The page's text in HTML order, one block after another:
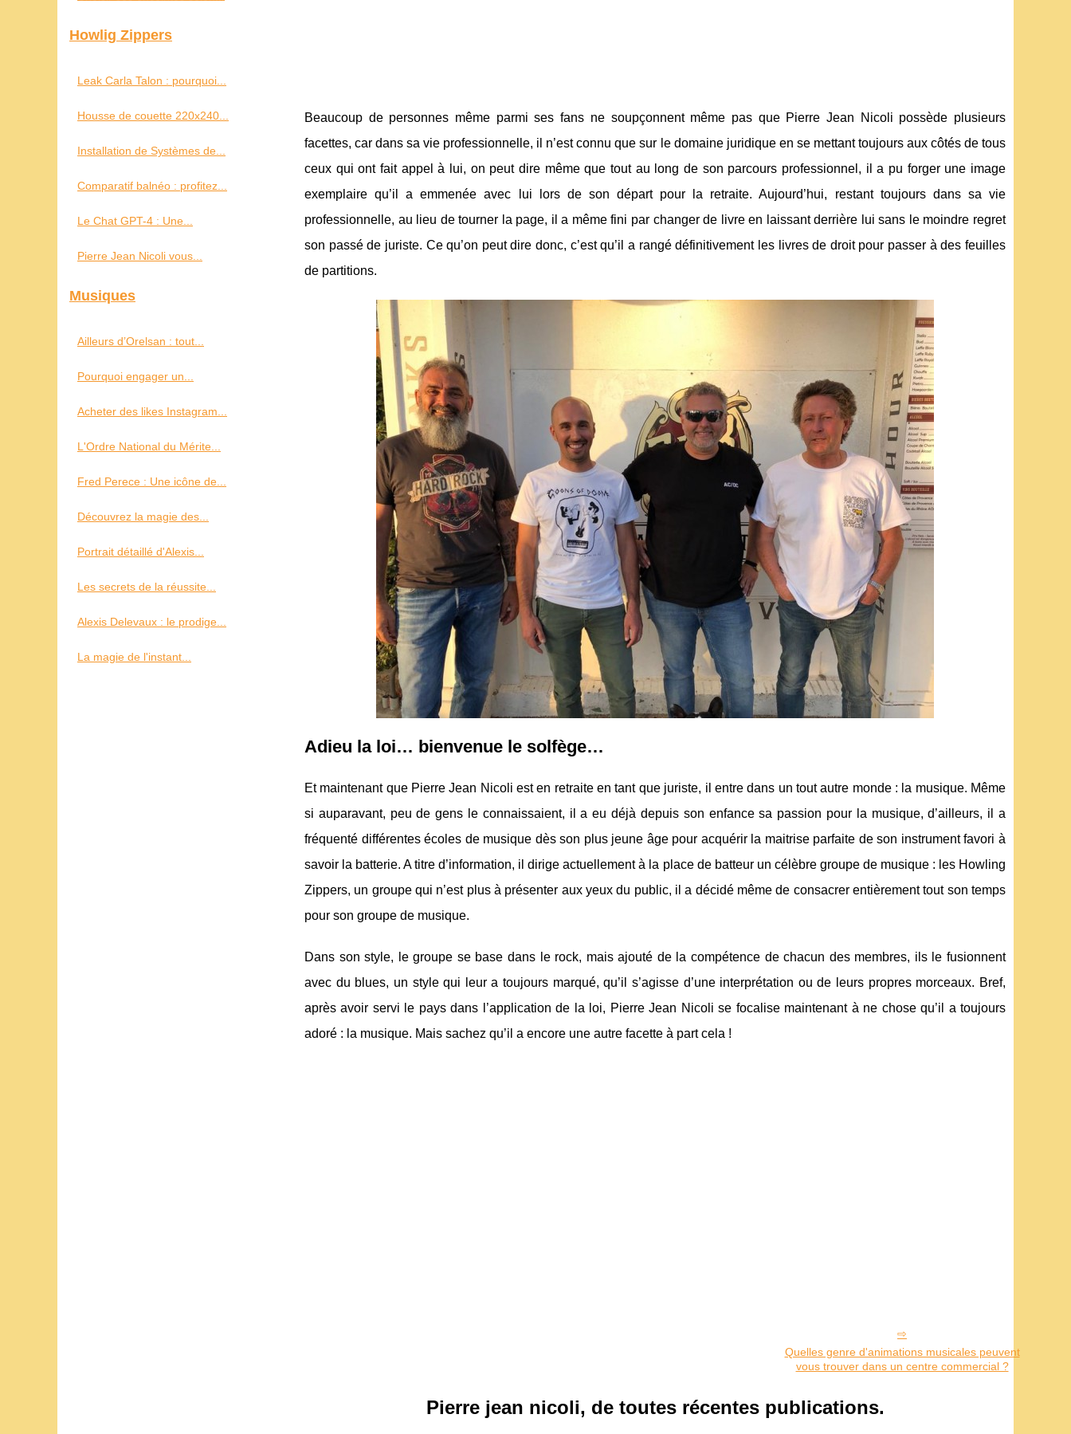
Beaucoup de personnes même parmi ses fans ne soupçonnent même pas que Pierre Jean Nicoli possède plusieurs
facettes, car dans sa vie professionnelle, il n’est connu que sur le domaine juridique en se mettant toujours aux côtés de tous
ceux qui ont fait appel à lui, on peut dire même que tout au long de son parcours professionnel, il a pu forger une image
exemplaire qu’il a emmenée avec lui lors de son départ pour la retraite. Aujourd’hui, restant toujours dans sa vie
professionnelle, au lieu de tourner la page, il a même fini par changer de livre en laissant derrière lui sans le moindre regret
son passé de juriste. Ce qu’on peut dire donc, c’est qu’il a rangé définitivement les livres de droit pour passer à des feuilles
de partitions.
Adieu la loi… bienvenue le solfège…
Et maintenant que Pierre Jean Nicoli est en retraite en tant que juriste, il entre dans un tout autre monde : la musique. Même
si auparavant, peu de gens le connaissaient, il a eu déjà depuis son enfance sa passion pour la musique, d’ailleurs, il a
fréquenté différentes écoles de musique dès son plus jeune âge pour acquérir la maitrise parfaite de son instrument favori à
savoir la batterie. A titre d’information, il dirige actuellement à la place de batteur un célèbre groupe de musique : les Howling
Zippers, un groupe qui n’est plus à présenter aux yeux du public, il a décidé même de consacrer entièrement tout son temps
pour son groupe de musique.
Dans son style, le groupe se base dans le rock, mais ajouté de la compétence de chacun des membres, ils le fusionnent
avec du blues, un style qui leur a toujours marqué, qu’il s’agisse d’une interprétation ou de leurs propres morceaux. Bref,
après avoir servi le pays dans l’application de la loi, Pierre Jean Nicoli se focalise maintenant à ne chose qu’il a toujours
adoré : la musique. Mais sachez qu’il a encore une autre facette à part cela !
Quelles genre d'animations musicales peuvent
vous trouver dans un centre commercial ?
Pierre jean nicoli, de toutes récentes publications.
Howlig Zippers
Leak Carla Talon : pourquoi...
Housse de couette 220x240...
Installation de Systèmes de...
Comparatif balnéo : profitez...
Le Chat GPT-4 : Une...
Pierre Jean Nicoli vous...
Musiques
Ailleurs d’Orelsan : tout...
Pourquoi engager un...
Acheter des likes Instagram...
L'Ordre National du Mérite...
Fred Perece : Une icône de...
Découvrez la magie des...
Portrait détaillé d'Alexis...
Les secrets de la réussite...
Alexis Delevaux : le prodige...
La magie de l'instant...